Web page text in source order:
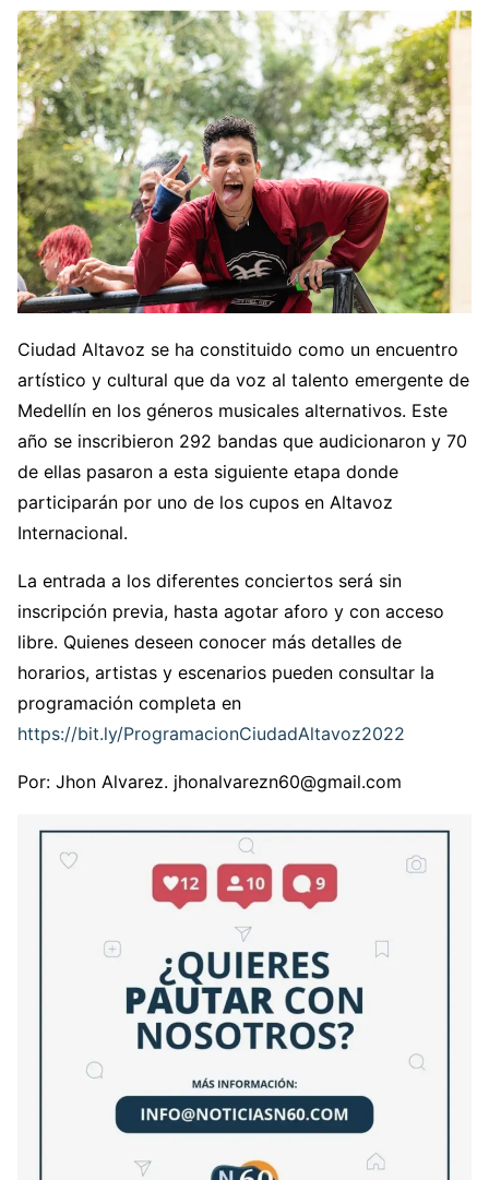
Ciudad Altavoz se ha constituido como un encuentro
artístico y cultural que da voz al talento emergente de
Medellín en los géneros musicales alternativos. Este
año se inscribieron 292 bandas que audicionaron y 70
de ellas pasaron a esta siguiente etapa donde
participarán por uno de los cupos en Altavoz
Internacional.
La entrada a los diferentes conciertos será sin
inscripción previa, hasta agotar aforo y con acceso
libre. Quienes deseen conocer más detalles de
horarios, artistas y escenarios pueden consultar la
programación completa en
https://bit.ly/ProgramacionCiudadAltavoz2022
Por: Jhon Alvarez. jhonalvarezn60@gmail.com